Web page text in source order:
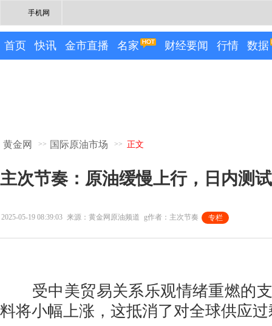
手机网
首页 快讯 金市直播 名家 财经要闻 行情 数据
黄金网 >> 国际原油市场 >> 正文
主次节奏：原油缓慢上行，日内测
2025-05-19 08:39:03 来源：黄金网原油频道 g作者：主次节奏 专栏
受中美贸易关系乐观情绪重燃的支
料将小幅上涨，这抵消了对全球供应